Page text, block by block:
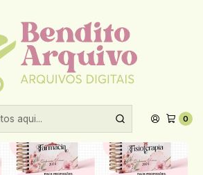
0
ao comprar acima de R$30,00!
Encadernação
Capas
Profissões Rosa Floral - 43 brasões